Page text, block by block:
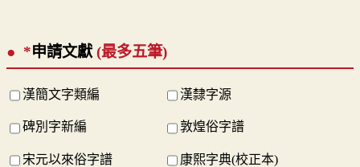
*申請文獻(最多五筆)
漢簡文字類編 漢隸字源
碑別字新編 敦煌俗字譜
宋元以來俗字譜 康熙字典(校正本)